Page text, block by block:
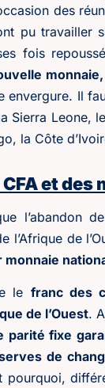
des
pu
fois
monnaie,
envergure. Il
Sierra Leone,
la Côte
CFA et
l’abandon
l’Afrique de
le franc des
de l’Ouest.
parité fixe
de
pourquoi,